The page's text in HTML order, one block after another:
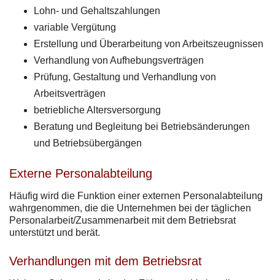
Lohn- und Gehaltszahlungen
variable Vergütung
Erstellung und Überarbeitung von Arbeitszeugnissen
Verhandlung von Aufhebungsverträgen
Prüfung, Gestaltung und Verhandlung von
Arbeitsverträgen
betriebliche Altersversorgung
Beratung und Begleitung bei Betriebsänderungen
und Betriebsübergängen
Externe Personalabteilung
Häufig wird die Funktion einer externen Personalabteilung
wahrgenommen, die die Unternehmen bei der täglichen
Personalarbeit/Zusammenarbeit mit dem Betriebsrat
unterstützt und berät.
Verhandlungen mit dem Betriebsrat